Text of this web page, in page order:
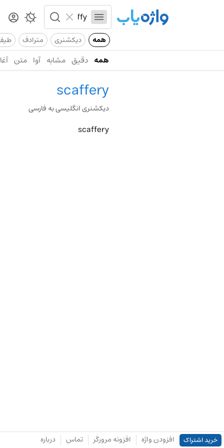
همه دیکشنری مترادف
همه دقیق مشابه آوا متن
scaffery
دیکشنری انگلیسی به فارسی
scaffery
خرید اشتراک افزودن واژه افزونه مرورگر تماس درباره